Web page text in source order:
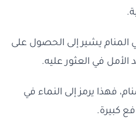
يشير إلى الحصول على
في العثور عليه.
فهذا يرمز إلى النماء في
كبيرة.